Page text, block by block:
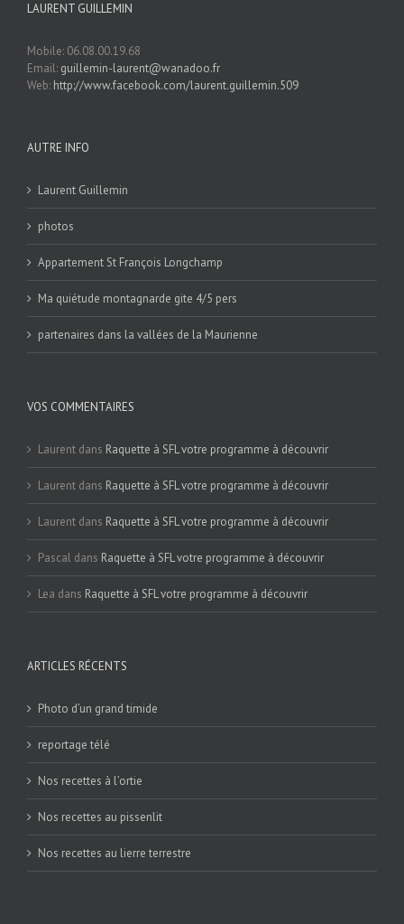
LAURENT GUILLEMIN
Mobile: 06.08.00.19.68
Email: guillemin-laurent@wanadoo.fr
Web: http://www.facebook.com/laurent.guillemin.509
AUTRE INFO
Laurent Guillemin
photos
Appartement St François Longchamp
Ma quiétude montagnarde gite 4/5 pers
partenaires dans la vallées de la Maurienne
VOS COMMENTAIRES
Laurent dans Raquette à SFL votre programme à découvrir
Laurent dans Raquette à SFL votre programme à découvrir
Laurent dans Raquette à SFL votre programme à découvrir
Pascal dans Raquette à SFL votre programme à découvrir
Lea dans Raquette à SFL votre programme à découvrir
ARTICLES RÉCENTS
Photo d’un grand timide
reportage télé
Nos recettes à l’ortie
Nos recettes au pissenlit
Nos recettes au lierre terrestre